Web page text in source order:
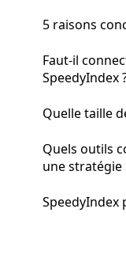
5 raisons
Faut‑il
SpeedyIndex
Quelle taille
Quels outils
une stratégie
SpeedyIndex